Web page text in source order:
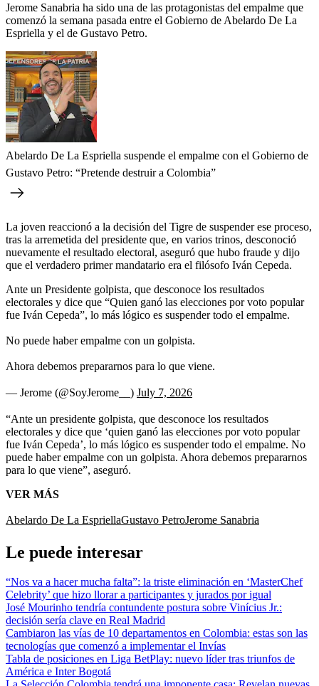
Jerome Sanabria ha sido una de las protagonistas del empalme que
comenzó la semana pasada entre el Gobierno de Abelardo De La
Espriella y el de Gustavo Petro.
Abelardo De La Espriella suspende el empalme con el Gobierno de
Gustavo Petro: “Pretende destruir a Colombia”
La joven reaccionó a la decisión del Tigre de suspender ese proceso,
tras la arremetida del presidente que, en varios trinos, desconoció
nuevamente el resultado electoral, aseguró que hubo fraude y dijo
que el verdadero primer mandatario era el filósofo Iván Cepeda.
Ante un Presidente golpista, que desconoce los resultados
electorales y dice que “Quien ganó las elecciones por voto popular
fue Iván Cepeda”, lo más lógico es suspender todo el empalme.
No puede haber empalme con un golpista.
Ahora debemos prepararnos para lo que viene.
— Jerome (@SoyJerome__) July 7, 2026
“Ante un presidente golpista, que desconoce los resultados
electorales y dice que ‘quien ganó las elecciones por voto popular
fue Iván Cepeda’, lo más lógico es suspender todo el empalme. No
puede haber empalme con un golpista. Ahora debemos prepararnos
para lo que viene”, aseguró.
VER MÁS
Abelardo De La EspriellaGustavo PetroJerome Sanabria
Le puede interesar
“Nos va a hacer mucha falta”: la triste eliminación en ‘MasterChef
Celebrity’ que hizo llorar a participantes y jurados por igual
José Mourinho tendría contundente postura sobre Vinícius Jr.:
decisión sería clave en Real Madrid
Cambiaron las vías de 10 departamentos en Colombia: estas son las
tecnologías que comenzó a implementar el Invías
Tabla de posiciones en Liga BetPlay: nuevo líder tras triunfos de
América e Inter Bogotá